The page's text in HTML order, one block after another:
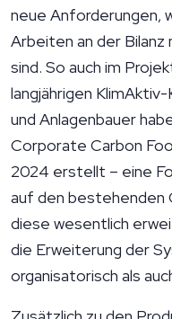
neue Anforderungen,
Arbeiten an der Bilanz
sind. So auch im
langjährigen
und Anlagenbauer
Corporate Carbon
2024 erstellt – eine
auf den bestehenden
diese wesentlich
die Erweiterung der
organisatorisch als